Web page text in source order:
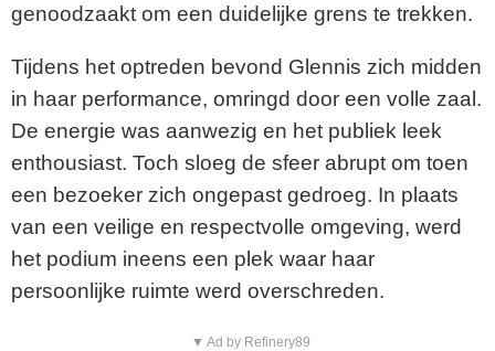
genoodzaakt om een duidelijke grens te trekken.
Tijdens het optreden bevond Glennis zich midden
in haar performance, omringd door een volle zaal.
De energie was aanwezig en het publiek leek
enthousiast. Toch sloeg de sfeer abrupt om toen
een bezoeker zich ongepast gedroeg. In plaats
van een veilige en respectvolle omgeving, werd
het podium ineens een plek waar haar
persoonlijke ruimte werd overschreden.
▼ Ad by Refinery89